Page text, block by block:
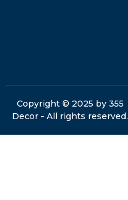
Copyright © 2025 by 355
Decor - All rights reserved.